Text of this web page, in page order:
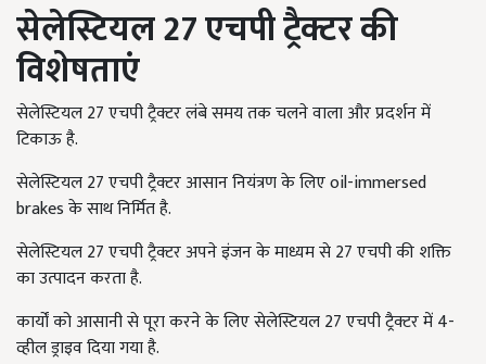
सेलेस्टियल 27 एचपी ट्रैक्टर की
विशेषताएं
सेलेस्टियल 27 एचपी ट्रैक्टर लंबे समय तक चलने वाला और प्रदर्शन में
टिकाऊ है.
सेलेस्टियल 27 एचपी ट्रैक्टर आसान नियंत्रण के लिएoil-immersed
brakesके साथ निर्मित है.
सेलेस्टियल 27 एचपी ट्रैक्टर अपने इंजन के माध्यम से 27 एचपी की शक्ति
का उत्पादन करता है.
कार्यों को आसानी से पूरा करने के लिए सेलेस्टियल 27 एचपी ट्रैक्टर में 4-
व्हील ड्राइव दिया गया है.